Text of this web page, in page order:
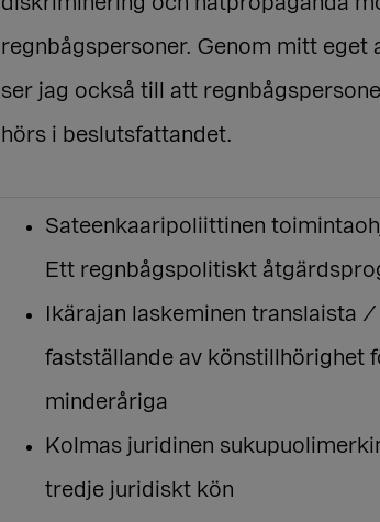
regnbågspersoner. Genom mitt eget
ser jag också till att
hörs i beslutsfattandet.
Sateenkaaripoliittinen
Ett regnbågspolitiskt
Ikärajan laskeminen translaista
fastställande av könstillhörighet
minderåriga
Kolmas juridinen
tredje juridiskt kön